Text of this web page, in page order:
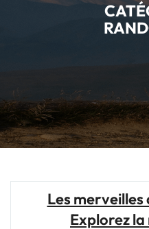
Les merveilles
Explorez